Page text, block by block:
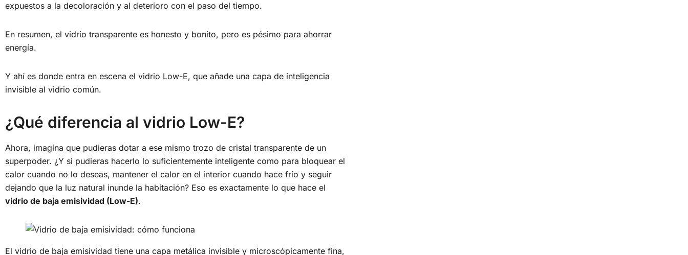
expuestos a la decoloración y al deterioro con el paso del tiempo.
En resumen, el vidrio transparente es honesto y bonito, pero es pésimo para ahorrar
energía.
Y ahí es donde entra en escena el vidrio Low-E, que añade una capa de inteligencia
invisible al vidrio común.
¿Qué diferencia al vidrio Low-E?
Ahora, imagina que pudieras dotar a ese mismo trozo de cristal transparente de un
superpoder. ¿Y si pudieras hacerlo lo suficientemente inteligente como para bloquear el
calor cuando no lo deseas, mantener el calor en el interior cuando hace frío y seguir
dejando que la luz natural inunde la habitación? Eso es exactamente lo que hace el
vidrio de baja emisividad (Low-E).
El vidrio de baja emisividad tiene una capa metálica invisible y microscópicamente fina,